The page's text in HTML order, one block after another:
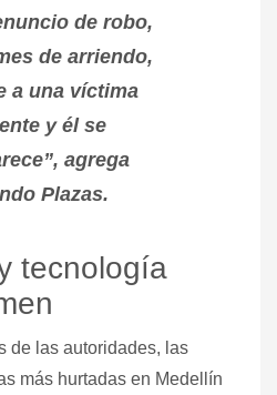
de robo,
de arriendo,
a una víctima
y él se
agrega
Plazas.
tecnología
de las autoridades, las
más hurtadas en Medellín